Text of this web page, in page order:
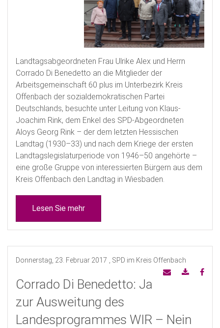
Landtagsabgeordneten Frau Ulrike Alex und Herrn
Corrado Di Benedetto an die Mitglieder der
Arbeitsgemeinschaft 60 plus im Unterbezirk Kreis
Offenbach der sozialdemokratischen Partei
Deutschlands, besuchte unter Leitung von Klaus-
Joachim Rink, dem Enkel des SPD-Abgeordneten
Aloys Georg Rink – der dem letzten Hessischen
Landtag (1930–33) und nach dem Kriege der ersten
Landtagslegislaturperiode von 1946–50 angehörte –
eine große Gruppe von interessierten Bürgern aus dem
Kreis Offenbach den Landtag in Wiesbaden.
Lesen Sie mehr
Donnerstag, 23. Februar 2017 , SPD im Kreis Offenbach
Corrado Di Benedetto: Ja
zur Ausweitung des
Landesprogrammes WIR – Nein